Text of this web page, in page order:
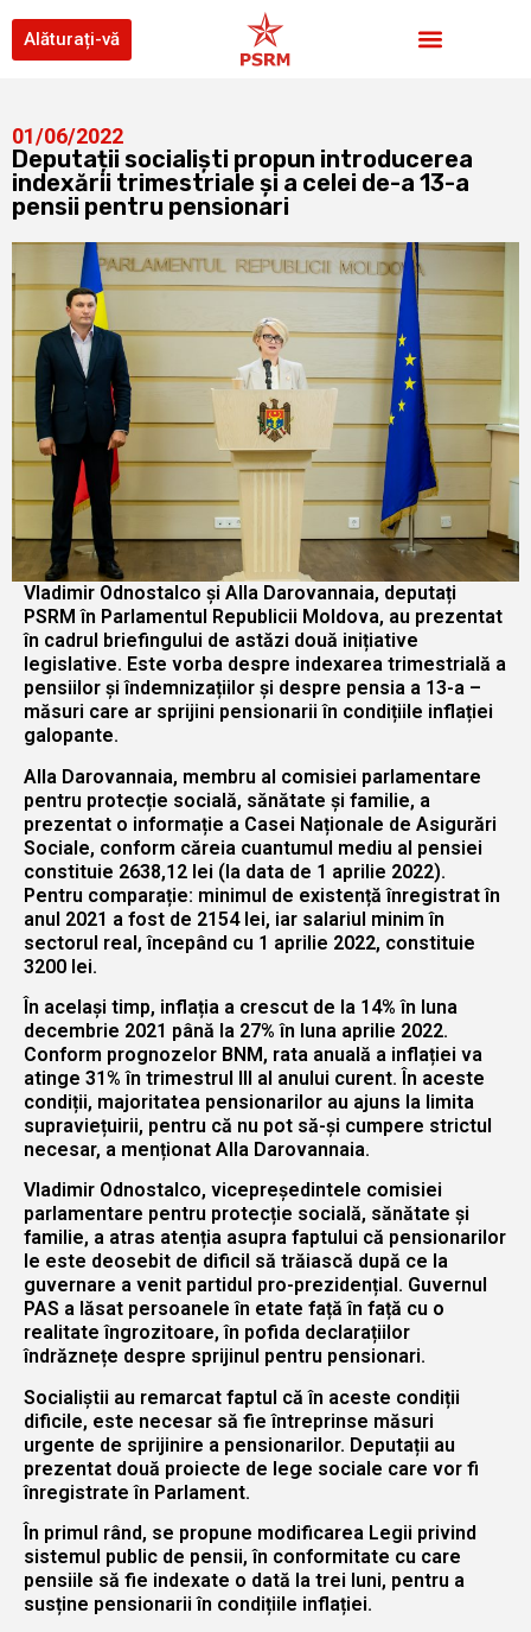
Alăturați-vă
01/06/2022
Deputații socialiști propun introducerea
indexării trimestriale și a celei de-a 13-a
pensii pentru pensionari
Vladimir Odnostalco și Alla Darovannaia, deputați
PSRM în Parlamentul Republicii Moldova, au prezentat
în cadrul briefingului de astăzi două inițiative
legislative. Este vorba despre indexarea trimestrială a
pensiilor și îndemnizațiilor și despre pensia a 13-a –
măsuri care ar sprijini pensionarii în condițiile inflației
galopante.
Alla Darovannaia, membru al comisiei parlamentare
pentru protecție socială, sănătate și familie, a
prezentat o informație a Casei Naționale de Asigurări
Sociale, conform căreia cuantumul mediu al pensiei
constituie 2638,12 lei (la data de 1 aprilie 2022).
Pentru comparație: minimul de existență înregistrat în
anul 2021 a fost de 2154 lei, iar salariul minim în
sectorul real, începând cu 1 aprilie 2022, constituie
3200 lei.
În același timp, inflația a crescut de la 14% în luna
decembrie 2021 până la 27% în luna aprilie 2022.
Conform prognozelor BNM, rata anuală a inflației va
atinge 31% în trimestrul III al anului curent. În aceste
condiții, majoritatea pensionarilor au ajuns la limita
supraviețuirii, pentru că nu pot să-și cumpere strictul
necesar, a menționat Alla Darovannaia.
Vladimir Odnostalco, vicepreședintele comisiei
parlamentare pentru protecție socială, sănătate și
familie, a atras atenția asupra faptului că pensionarilor
le este deosebit de dificil să trăiască după ce la
guvernare a venit partidul pro-prezidențial. Guvernul
PAS a lăsat persoanele în etate față în față cu o
realitate îngrozitoare, în pofida declarațiilor
îndrăznețe despre sprijinul pentru pensionari.
Socialiștii au remarcat faptul că în aceste condiții
dificile, este necesar să fie întreprinse măsuri
urgente de sprijinire a pensionarilor. Deputații au
prezentat două proiecte de lege sociale care vor fi
înregistrate în Parlament.
În primul rând, se propune modificarea Legii privind
sistemul public de pensii, în conformitate cu care
pensiile să fie indexate o dată la trei luni, pentru a
susține pensionarii în condițiile inflației.